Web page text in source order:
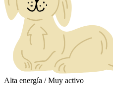
Alta energía / Muy activo